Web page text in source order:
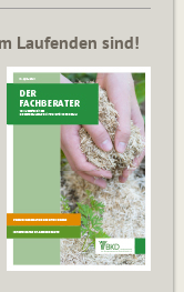
Laufenden sind!